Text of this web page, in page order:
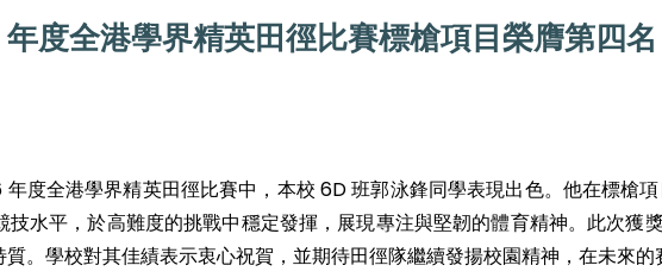
度全港學界精英田徑比賽標槍項目榮膺第四名
度全港學界精英田徑比賽中，本校 6D 班郭泳鋒同學表現出色。他在標槍
水平，於高難度的挑戰中穩定發揮，展現專注與堅韌的體育精神。此次獲
。學校對其佳績表示衷心祝賀，並期待田徑隊繼續發揚校園精神，在未來的